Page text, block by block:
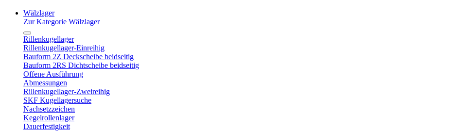
Wälzlager
Zur Kategorie Wälzlager
Rillenkugellager
Rillenkugellager-Einreihig
Bauform 2Z Deckscheibe beidseitig
Bauform 2RS Dichtscheibe beidseitig
Offene Ausführung
Abmessungen
Rillenkugellager-Zweireihig
SKF Kugellagersuche
Nachsetzzeichen
Kegelrollenlager
Dauerfestigkeit